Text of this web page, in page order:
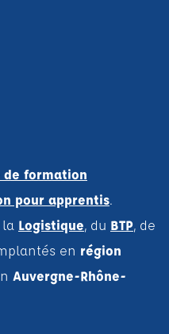
de formation
pour apprentis.
Logistique, du BTP, de
en région
Auvergne-Rhône-